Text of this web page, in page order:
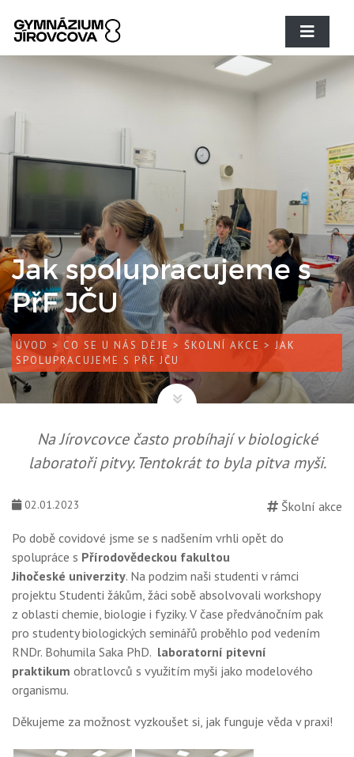
Jak spolupracujeme s
PřF JČU
ÚVOD > CO SE U NÁS DĚJE > ŠKOLNÍ AKCE > JAK
SPOLUPRACUJEME S PŘF JČU
Na Jírovcovce často probíhají v biologické
laboratoři pitvy. Tentokrát to byla pitva myši.
02.01.2023
Školní akce
Po době covidové jsme se s nadšením vrhli opět do
spolupráce s Přírodovědeckou fakultou
Jihočeské univerzity. Na podzim naši studenti v rámci
projektu Studenti žákům, žáci sobě absolvovali workshopy
z oblasti chemie, biologie i fyziky. V čase předvánočním pak
pro studenty biologických seminářů proběhlo pod vedením
RNDr. Bohumila Saka PhD. laboratorní pitevní
praktikum obratlovců s využitím myši jako modelového
organismu.
Děkujeme za možnost vyzkoušet si, jak funguje věda v praxi!